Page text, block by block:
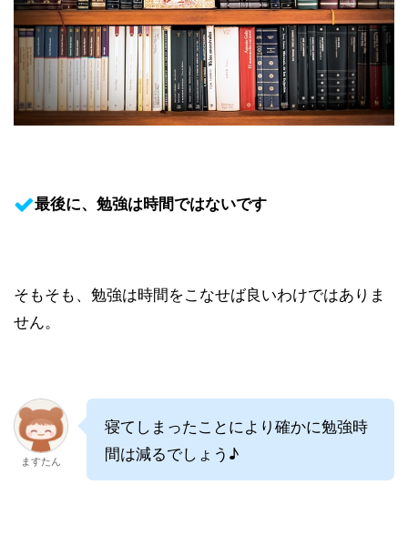
最後に、勉強は時間ではないです
そもそも、勉強は時間をこなせば良いわけではありま
せん。
ますたん
寝てしまったことにより確かに勉強時
間は減るでしょう♪